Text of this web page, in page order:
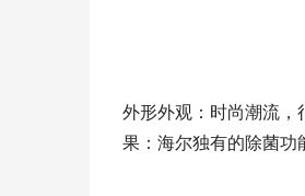
外形外观：时尚潮流，
果：海尔独有的除菌功